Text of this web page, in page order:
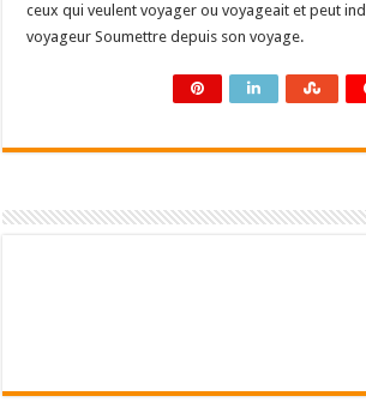
ceux qui veulent voyager ou voyageait et peut
voyageur Soumettre depuis son voyage.